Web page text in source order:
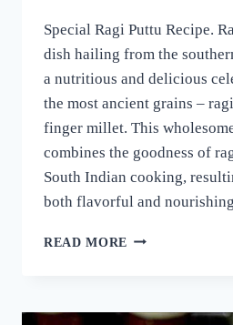
Special Ragi Puttu Recipe.
dish hailing from the
a nutritious and delicious
the most ancient grains –
finger millet. This
combines the goodness of
South Indian cooking,
both flavorful and
READ MORE റാഗി
രുചി